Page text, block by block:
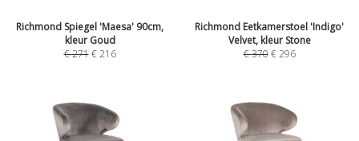
Richmond Spiegel 'Maesa' 90cm,
kleur Goud
€271 €216
Richmond Eetkamerstoel 'Indigo'
Velvet, kleur Stone
€370 €296